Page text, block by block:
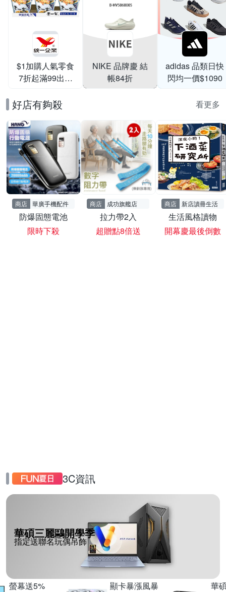
$1加購人氣零食
7折起滿99出貨
NIKE 品牌慶 結
帳84折
adidas 品類日快
閃均一價$1090
好店有夠殺 看更多
商店 華廣手機配件
防爆固態電池
限時下殺
商店 成功旗艦店
拉力帶2入
超贈點8倍送
商店 新店讀冊生活
生活風格讀物
開幕慶最後倒數
3C資訊
華碩三麗鷗開學季
指定送聯名玩偶吊飾
螢幕送5%
顯卡暴漲風暴
華